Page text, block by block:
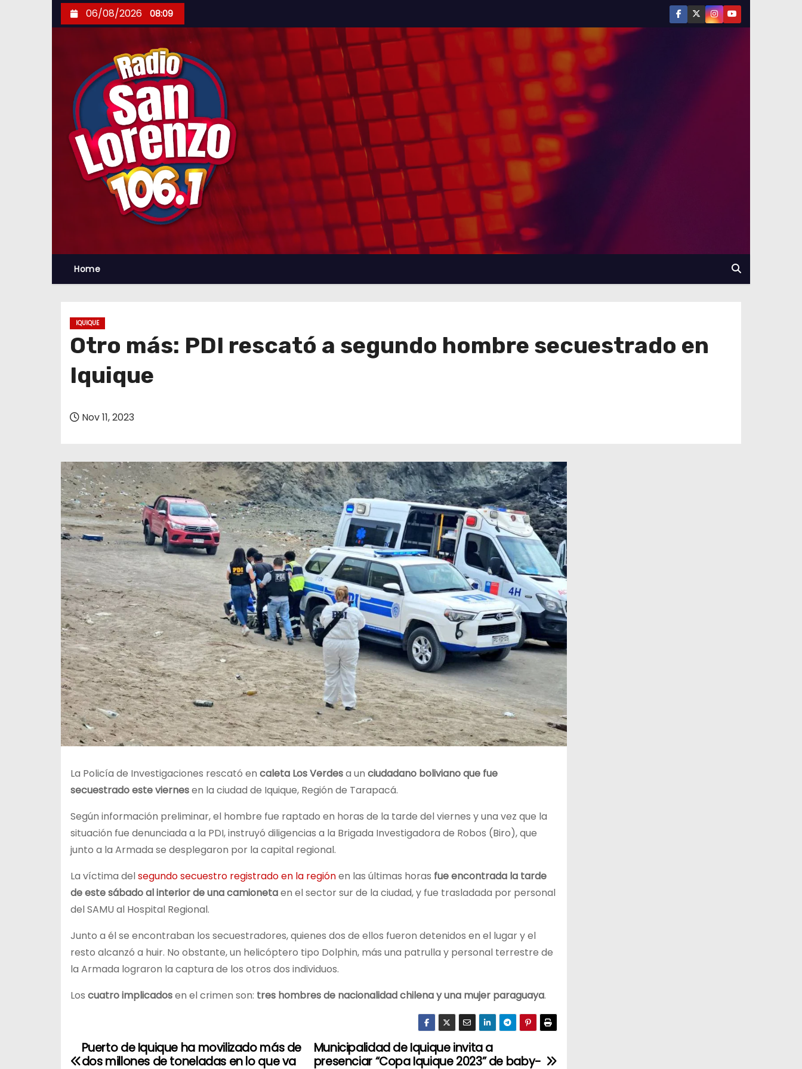
k
06/08/2026 08:09
Home
IQUIQUE
Otro más: PDI rescató a segundo hombre secuestrado en
Iquique
Nov 11, 2023
La Policía de Investigaciones rescató en caleta Los Verdesa un ciudadano boliviano que fue
secuestrado este viernesen la ciudad de Iquique, Región de Tarapacá.
Según información preliminar, el hombre fue raptado en horas de la tarde del viernes y una vez que la
situación fue denunciada a la PDI, instruyó diligencias a la Brigada Investigadora de Robos (Biro), que
junto a la Armada se desplegaron por la capital regional.
La víctima delsegundo secuestro registrado en la regiónen las últimas horas fue encontrada la tarde
de este sábado al interior de una camionetaen el sector sur de la ciudad, y fue trasladada por personal
del SAMU al Hospital Regional.
Junto a él se encontraban los secuestradores, quienes dos de ellos fueron detenidos en el lugar y el
resto alcanzó a huir. No obstante, un helicóptero tipo Dolphin, más una patrulla y personal terrestre de
la Armada lograron la captura de los otros dos individuos.
Los cuatro implicadosen el crimen son: tres hombres de nacionalidad chilena y una mujer paraguaya.
N
Municipalidad de Iquique invita a
presenciar “Copa Iquique 2023” de baby-
Puerto de Iquique ha movilizado más de
dos millones de toneladas en lo que va